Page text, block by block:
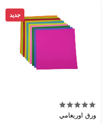
جديد
ورق اوريغامي